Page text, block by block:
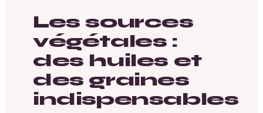
Les sources
végétales :
des huiles et
des graines
indispensables